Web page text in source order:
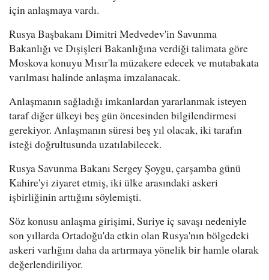
için anlaşmaya vardı.
Rusya Başbakanı Dimitri Medvedev'in Savunma
Bakanlığı ve Dışişleri Bakanlığına verdiği talimata göre
Moskova konuyu Mısır'la müzakere edecek ve mutabakata
varılması halinde anlaşma imzalanacak.
Anlaşmanın sağladığı imkanlardan yararlanmak isteyen
taraf diğer ülkeyi beş gün öncesinden bilgilendirmesi
gerekiyor. Anlaşmanın süresi beş yıl olacak, iki tarafın
isteği doğrultusunda uzatılabilecek.
Rusya Savunma Bakanı Sergey Şoygu, çarşamba günü
Kahire'yi ziyaret etmiş, iki ülke arasındaki askeri
işbirliğinin arttığını söylemişti.
Söz konusu anlaşma girişimi, Suriye iç savaşı nedeniyle
son yıllarda Ortadoğu'da etkin olan Rusya'nın bölgedeki
askeri varlığını daha da artırmaya yönelik bir hamle olarak
değerlendiriliyor.